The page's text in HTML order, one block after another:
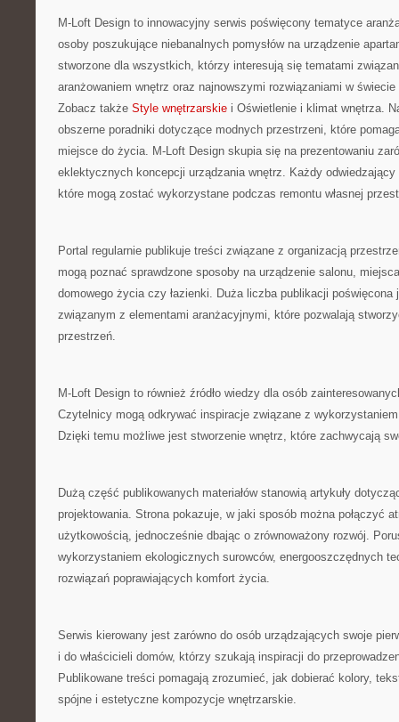
M-Loft Design to innowacyjny serwis poświęcony tematyce
osoby poszukujące niebanalnych pomysłów na urządzenie
stworzone dla wszystkich, którzy interesują się tematami
aranżowaniem wnętrz oraz najnowszymi rozwiązaniami w
Zobacz także Style wnętrzarskie i Oświetlenie i klimat wnętrza.
obszerne poradniki dotyczące modnych przestrzeni, które
miejsce do życia. M-Loft Design skupia się na prezentowaniu
eklektycznych koncepcji urządzania wnętrz. Każdy
które mogą zostać wykorzystane podczas remontu własnej
Portal regularnie publikuje treści związane z organizacją
mogą poznać sprawdzone sposoby na urządzenie salonu,
domowego życia czy łazienki. Duża liczba publikacji poświęcona
związanym z elementami aranżacyjnymi, które pozwalają
przestrzeń.
M-Loft Design to również źródło wiedzy dla osób
Czytelnicy mogą odkrywać inspiracje związane z
Dzięki temu możliwe jest stworzenie wnętrz, które zachwycają
Dużą część publikowanych materiałów stanowią artykuły
projektowania. Strona pokazuje, w jaki sposób można połączyć
użytkowością, jednocześnie dbając o zrównoważony rozwój.
wykorzystaniem ekologicznych surowców, energooszczędnych
rozwiązań poprawiających komfort życia.
Serwis kierowany jest zarówno do osób urządzających swoje
i do właścicieli domów, którzy szukają inspiracji do
Publikowane treści pomagają zrozumieć, jak dobierać kolory,
spójne i estetyczne kompozycje wnętrzarskie.